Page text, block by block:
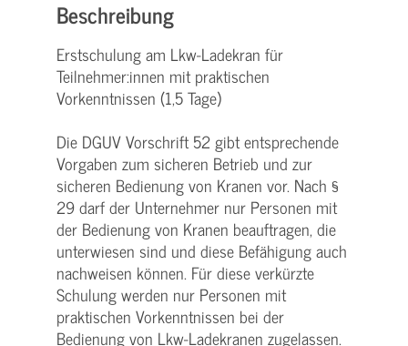
Beschreibung
Erstschulung am Lkw-Ladekran für
Teilnehmer:innen mit praktischen
Vorkenntnissen (1,5 Tage)
Die DGUV Vorschrift 52 gibt entsprechende
Vorgaben zum sicheren Betrieb und zur
sicheren Bedienung von Kranen vor. Nach §
29 darf der Unternehmer nur Personen mit
der Bedienung von Kranen beauftragen, die
unterwiesen sind und diese Befähigung auch
nachweisen können. Für diese verkürzte
Schulung werden nur Personen mit
praktischen Vorkenntnissen bei der
Bedienung von Lkw-Ladekranen zugelassen.